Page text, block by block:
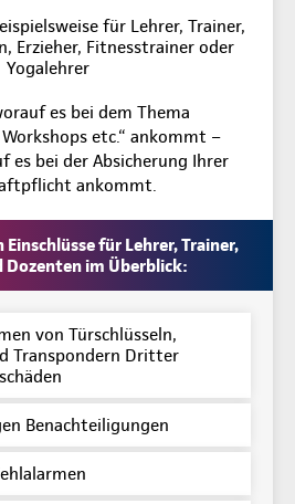
für Lehrer, Trainer,
Erzieher, Fitnesstrainer oder
Yogalehrer
es bei dem Thema
etc.“ ankommt –
es bei der Absicherung Ihrer
ankommt.
Einschlüsse für Lehrer, Trainer,
Dozenten im Überblick:
von Türschlüsseln,
Transpondern Dritter
Benachteiligungen